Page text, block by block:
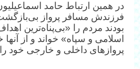
در همین ارتباط حامد
بودند مردم را «بی‌پناه‌ترین
اسلامی و سپاه» خواند و از
پروازهای داخلی و خارجی خود را